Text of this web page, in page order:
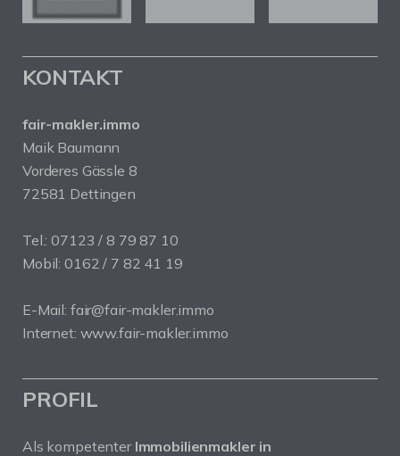
KONTAKT
fair-makler.immo
Maik Baumann
Vorderes Gässle 8
72581 Dettingen
Tel.: 07123 / 8 79 87 10
Mobil: 0162 / 7 82 41 19
E-Mail: fair@fair-makler.immo
Internet: www.fair-makler.immo
PROFIL
Als kompetenter Immobilienmakler in